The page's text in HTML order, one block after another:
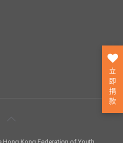
立
即
捐
款